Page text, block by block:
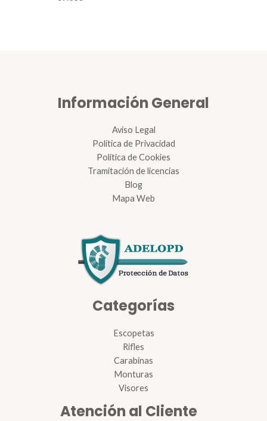
Información General
Aviso Legal
Política de Privacidad
Política de Cookies
Tramitación de licencias
Blog
Mapa Web
Categorías
Escopetas
Rifles
Carabinas
Monturas
Visores
Atención al Cliente